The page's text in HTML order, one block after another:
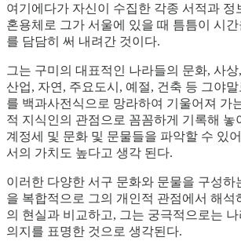
여기에다가 자신이 수집한 각종 서적과 정
혼용체로 그가 서울에 있을 때 틈틈이 시
를 담담히 써 내려간 것이다.
그는 구미의 대표적인 나라들의 문화, 사
산업, 자연, 주요도시, 예절, 건축 등 그야
를 백과사전식으로 망라하여 기울어져 가
적 지식인의 관점으로 꼼꼼하게 기록해 놓
계정세 및 문화 및 문물들을 파악할 수 있
서의 가치도 높다고 생각 된다.
이러한 다양한 서구 문화와 문물을 구성하
을 복합적으로 그의 개인적 관점에서 해석
의 현실과 비교하고, 그는 궁극적으로는
의지를 표명한 것으로 생각된다.